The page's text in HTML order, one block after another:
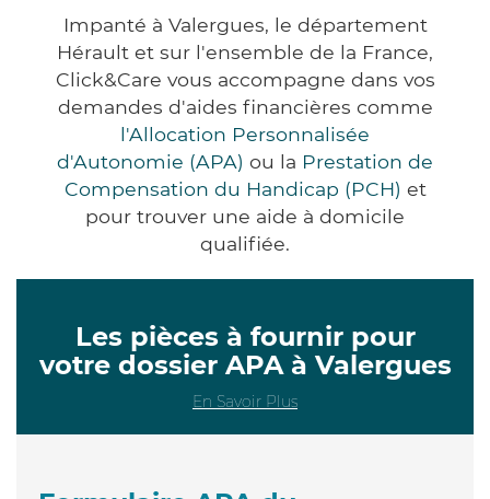
Impanté à Valergues, le département
Hérault et sur l'ensemble de la France,
Click&Care vous accompagne dans vos
demandes d'aides financières comme
l'Allocation Personnalisée
d'Autonomie (APA) ou la Prestation de
Compensation du Handicap (PCH) et
pour trouver une aide à domicile
qualifiée.
Les pièces à fournir pour
votre dossier APA à Valergues
En Savoir Plus